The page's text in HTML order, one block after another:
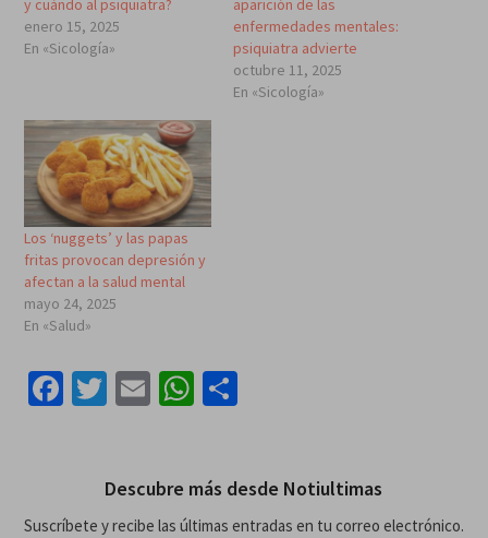
y cuándo al psiquiatra?
enero 15, 2025
En «Sicología»
aparición de las
enfermedades mentales:
psiquiatra advierte
octubre 11, 2025
En «Sicología»
Los ‘nuggets’ y las papas
fritas provocan depresión y
afectan a la salud mental
mayo 24, 2025
En «Salud»
Facebook
Twitter
EmailWhatsApp
Compartir
Descubre más desde Notiultimas
Suscríbete y recibe las últimas entradas en tu correo electrónico.